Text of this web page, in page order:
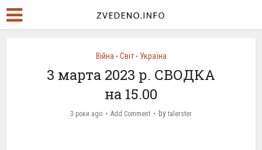
Війна • Світ • Україна
3 марта 2023 р. СВОДКА
на 15.00
3 роки ago Add Comment by talerster